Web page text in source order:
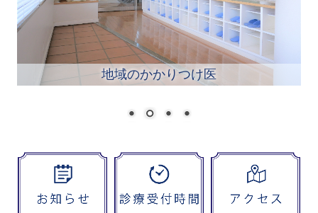
地域のかかりつけ医